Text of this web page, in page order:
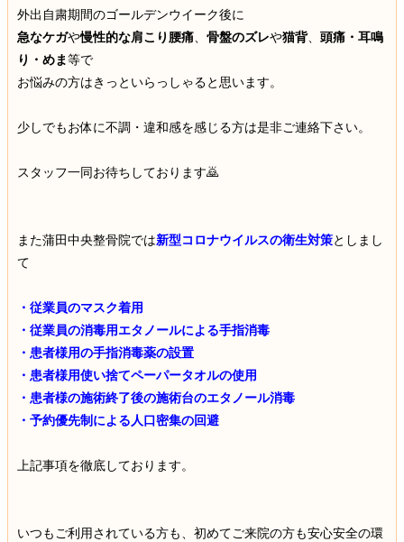
外出自粛期間のゴールデンウイーク後に
急なケガや慢性的な肩こり腰痛 骨盤のズレや猫背、 頭痛・耳鳴
り・めま等で
お悩みの方はきっといらっしゃると思います。
少しでもお体に不調・違和感を感じる方は是非ご連絡下さい。
スタッフ一同お待ちしております🙇
また蒲田中央整骨院では新型コロナウイルスの衛生対策としまし
て
・従業員のマスク着用
・従業員の消毒用エタノールによる手指消毒
・患者様用の手指消毒薬の設置
・患者様用使い捨てペーパータオルの使用
・患者様の施術終了後の施術台のエタノール消毒
・予約優先制による人口密集の回避
上記事項を徹底しております。
いつもご利用されている方も、初めてご来院の方も安心安全の環